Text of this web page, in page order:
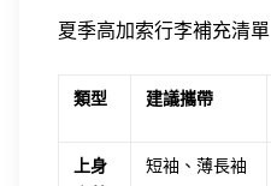
夏季高加索行李補充清單
類型 建議攜帶
上身
短袖、薄長袖